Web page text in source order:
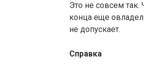
Это не совсем так.
конца еще
не допускает.
Справка